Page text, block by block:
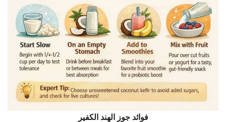
فوائد جوز الهند الكفير